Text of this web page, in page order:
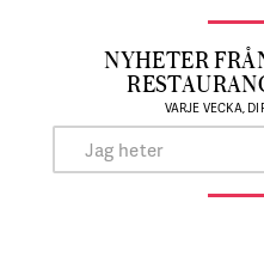
NYHETER
VARJE VECKA,